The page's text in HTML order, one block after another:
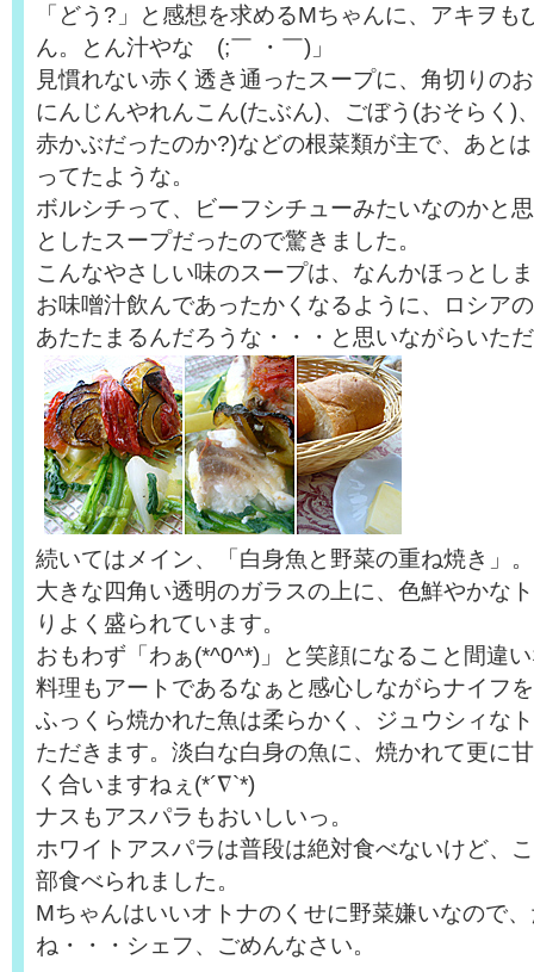
「どう?」と感想を求めるMちゃんに、アキヲも
ん。とん汁やな (;￣ ・￣)」
見慣れない赤く透き通ったスープに、角切りの
にんじんやれんこん(たぶん)、ごぼう(おそらく)
赤かぶだったのか?)などの根菜類が主で、あと
ってたような。
ボルシチって、ビーフシチューみたいなのかと
としたスープだったので驚きました。
こんなやさしい味のスープは、なんかほっとし
お味噌汁飲んであったかくなるように、ロシア
あたたまるんだろうな・・・と思いながらいた
続いてはメイン、「白身魚と野菜の重ね焼き」。
大きな四角い透明のガラスの上に、色鮮やかな
りよく盛られています。
おもわず「わぁ(*^0^*)」と笑顔になること間違
料理もアートであるなぁと感心しながらナイフ
ふっくら焼かれた魚は柔らかく、ジュウシィな
ただきます。淡白な白身の魚に、焼かれて更に
く合いますねぇ(*´∇`*)
ナスもアスパラもおいしいっ。
ホワイトアスパラは普段は絶対食べないけど、
部食べられました。
Mちゃんはいいオトナのくせに野菜嫌いなので
ね・・・シェフ、ごめんなさい。